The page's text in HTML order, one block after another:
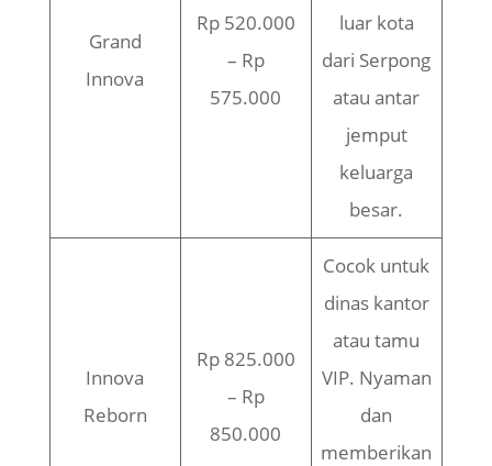
Grand
Innova
Rp 520.000
– Rp
575.000
luar kota
dari Serpong
atau antar
jemput
keluarga
besar.
Innova
Reborn
Rp 825.000
– Rp
850.000
Cocok untuk
dinas kantor
atau tamu
VIP. Nyaman
dan
memberikan